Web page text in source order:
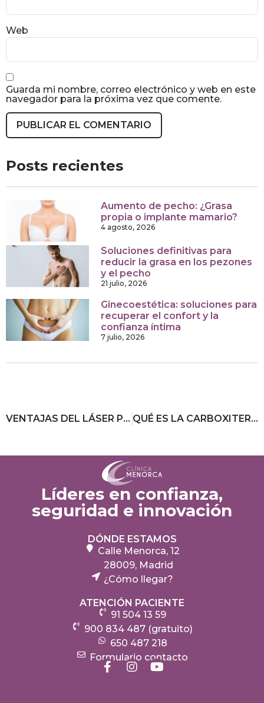
Web
Guarda mi nombre, correo electrónico y web en este
navegador para la próxima vez que comente.
Posts recientes
Aumento de pecho: ¿Grasa
propia o implante mamario?
4 agosto, 2026
Soluciones definitivas para
reducir la grasa en los pezones
y el pecho
21 julio, 2026
Ginecoestética: soluciones para
recuperar el confort y la
confianza íntima
7 julio, 2026
VENTAJAS DEL LÁSER PICOSURE PARA LA ELIMINACIÓN DE TATUAJES Y MANCHAS QUÉ ES LA CARBOXITERAPIA: 9 CLAVES DE ESTE REMEDIO PARA LA CELULITIS
Líderes en confianza,
seguridad e innovación
DÓNDE ESTAMOS
Calle Menorca, 12
28009, Madrid
¿Cómo llegar?
ATENCIÓN PACIENTE
91 504 13 59
900 834 487 (gratuito)
650 487 218
Formulario contacto